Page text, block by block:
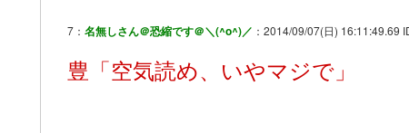
7： 名無しさん＠恐縮です＠＼(^o^)／ ：2014/09/07(日) 16:11:49.69
豊「空気読め、いやマジで」